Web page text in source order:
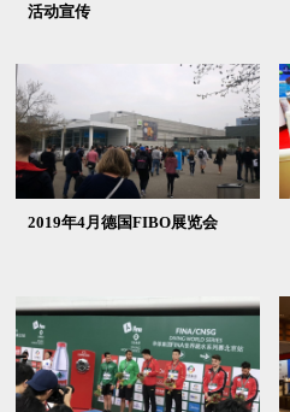
活动宣传
2019年4月德国FIBO展览会